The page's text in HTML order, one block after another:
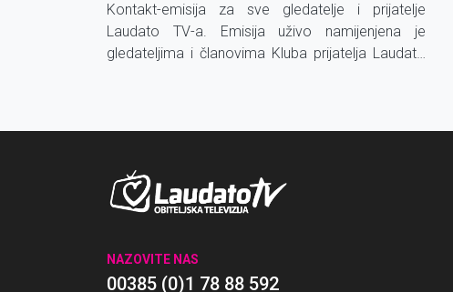
Kontakt-emisija za sve gledatelje i prijatelje
Laudato TV-a. Emisija uživo namijenjena je
gledateljima i članovima Kluba prijatelja Laudato
NAZOVITE NAS
00385 (0)1 78 88 592